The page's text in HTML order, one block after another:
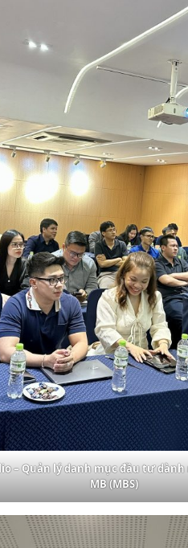
– Quản lý danh mục đầu tư
MB (MBS)